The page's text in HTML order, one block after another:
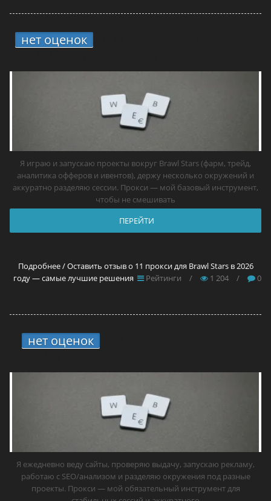
нет оценок
Я играю и запускаю проекты вокруг Brawl Stars (фарм, трейд,
аналитика офферов и ивентов), держу несколько окружений и
аккуратно разделяю сессии. Прокси — мой базовый инструмент,
чтобы не смешивать
ПЕРЕЙТИ
Подробнее / Оставить отзыв о 11 прокси для Brawl Stars в 2026
году — самые лучшие решения
Рейтинги / 1 204 / 0
нет оценок
Я ежедневно веду сайты, проверяю выдачу, запускаю рекламу,
работаю с SEO/анализом и разделяю окружения под разные
проекты. Прокси — мой обязательный инструмент для